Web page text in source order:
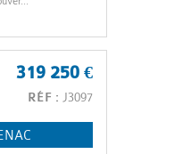
319 250 €
RÉF : J3097